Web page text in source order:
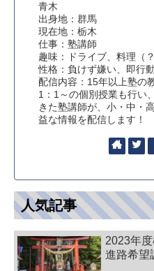
青木
出身地：群馬
現在地：栃木
仕事：塾講師
趣味：ドライブ、料理（？
性格：負けず嫌い、即行動
配信内容：15年以上塾の
1：1～の個別授業も行い
きた塾講師が、小・中・
益な情報を配信します！
人気記事
2023年
進路希望